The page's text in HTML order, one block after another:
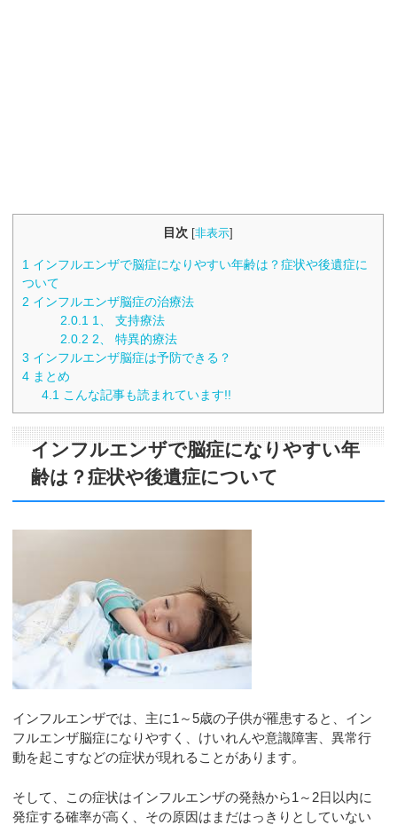
目次 [非表示]
1 インフルエンザで脳症になりやすい年齢は？症状や後遺症に
ついて
2 インフルエンザ脳症の治療法
2.0.1 1、 支持療法
2.0.2 2、 特異的療法
3 インフルエンザ脳症は予防できる？
4 まとめ
4.1 こんな記事も読まれています!!
インフルエンザで脳症になりやすい年
齢は？症状や後遺症について
インフルエンザでは、主に1～5歳の子供が罹患すると、イン
フルエンザ脳症になりやすく、けいれんや意識障害、異常行
動を起こすなどの症状が現れることがあります。
そして、この症状はインフルエンザの発熱から1～2日以内に
発症する確率が高く、その原因はまだはっきりとしていない